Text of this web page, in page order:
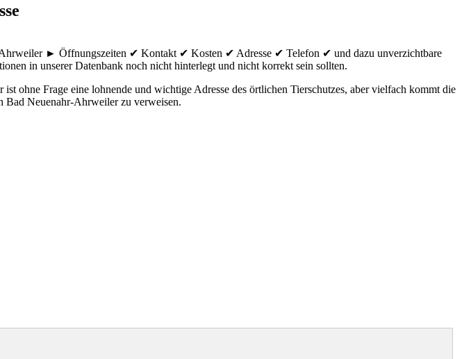
► Öffnungszeiten ✔ Kontakt ✔ Kosten ✔ Adresse ✔ Telefon ✔ und dazu unverzichtbare
in unserer Datenbank noch nicht hinterlegt und nicht korrekt sein sollten.
ohne Frage eine lohnende und wichtige Adresse des örtlichen Tierschutzes, aber vielfach kommt die
Bad Neuenahr-Ahrweiler zu verweisen.